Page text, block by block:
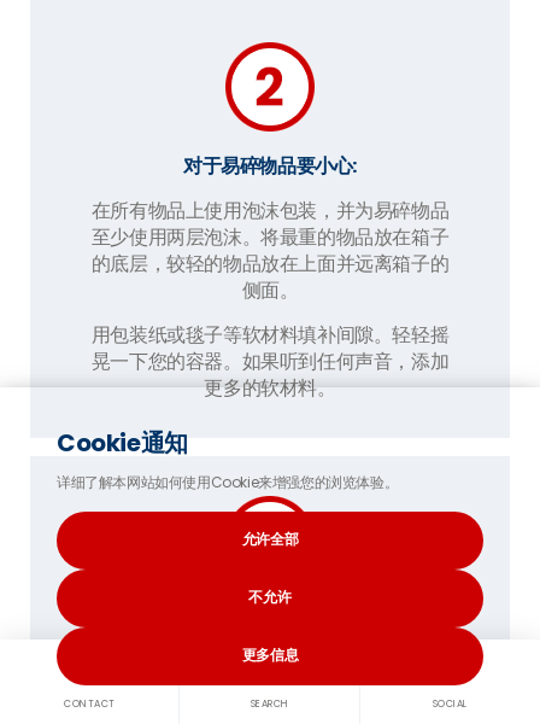
对于易碎物品要小心:
在所有物品上使用泡沫包装，并为易碎物品
至少使用两层泡沫。将最重的物品放在箱子
的底层，较轻的物品放在上面并远离箱子的
侧面。
用包装纸或毯子等软材料填补间隙。轻轻摇
晃一下您的容器。如果听到任何声音，添加
更多的软材料。
并完成您的清单 —— 列出
您要运送到日本的每个物品。海关官员将要
CONTACT SEARCH SOCIAL
Cookie通知
详细了解本网站如何使用Cookie来增强您的浏览体验。
允许全部
不允许
更多信息